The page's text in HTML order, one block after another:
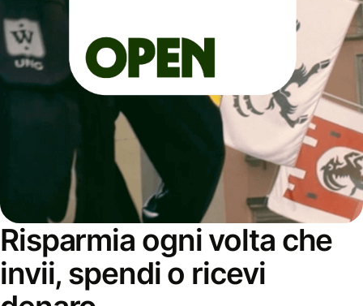
Risparmia ogni volta che
invii, spendi o ricevi